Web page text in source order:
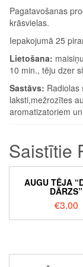
Pagatavošanas
krāsvielas.
Iepakojumā 25
Lietošana:
10 min., tēju dzer
Sastāvs: Radiolas
laksti,mežrozītes
aromatizatoriem
Saistītie
AUGU TĒJA
DĀRZS”
€3.00